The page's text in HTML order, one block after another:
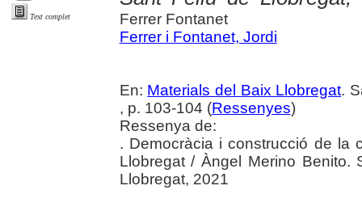
Text complet
Ferrer Fontanet
Ferrer i Fontanet, Jordi
En: Materials del Baix Llobregat.
, p. 103-104 (Ressenyes)
Ressenya de:
. Democràcia i construcció de la
Llobregat / Àngel Merino Benito.
Llobregat, 2021